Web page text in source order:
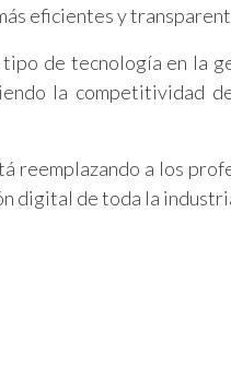
eficientes y
de tecnología en la
la competitividad
reemplazando a los
digital de toda la